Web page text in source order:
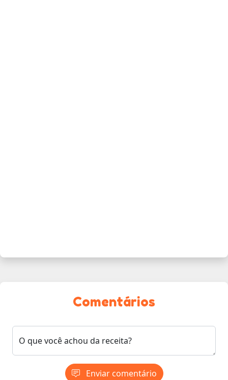
Comentários
O que você achou da receita?
Enviar comentário